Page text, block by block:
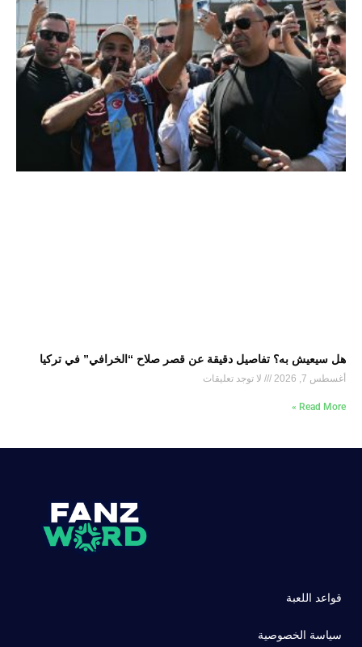
هل سيعيش به؟ تفاصيل دقيقة عن قصر صلاح “الخرافي” في تركيا
أغسطس 7, 2026 لا توجد تعليقات
Read More »
قواعد اللعبة
سياسة الخصوصية